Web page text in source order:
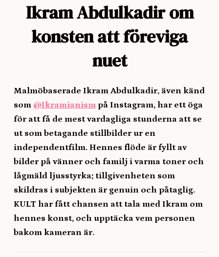
Ikram Abdulkadir om
konsten att föreviga
nuet
Malmöbaserade Ikram Abdulkadir, även känd
som @Ikramianism på Instagram, har ett öga
för att få de mest vardagliga stunderna att se
ut som betagande stillbilder ur en
independentfilm. Hennes flöde är fyllt av
bilder på vänner och familj i varma toner och
lågmäld ljusstyrka; tillgivenheten som
skildras i subjekten är genuin och påtaglig.
KULT har fått chansen att tala med Ikram om
hennes konst, och upptäcka vem personen
bakom kameran är.